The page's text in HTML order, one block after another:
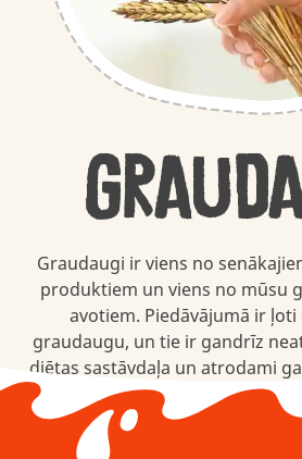
Graudaugi ir viens no
produktiem un viens no mūsu
avotiem. Piedāvājumā ir ļoti
graudaugu, un tie ir gandrīz
diētas sastāvdaļa un atrodami